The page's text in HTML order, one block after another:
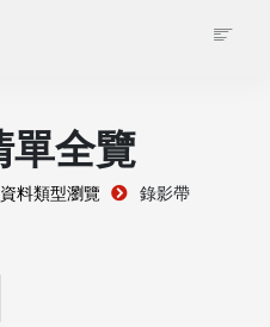
單全覽
料類型瀏覽
錄影帶